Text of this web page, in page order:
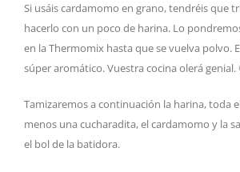
Si usáis cardamomo en grano, tendréis que
hacerlo con un poco de harina. Lo
en la Thermomix hasta que se vuelva polvo.
súper aromático. Vuestra cocina olerá genial.
Tamizaremos a continuación la harina, toda
menos una cucharadita, el cardamomo y la
el bol de la batidora.